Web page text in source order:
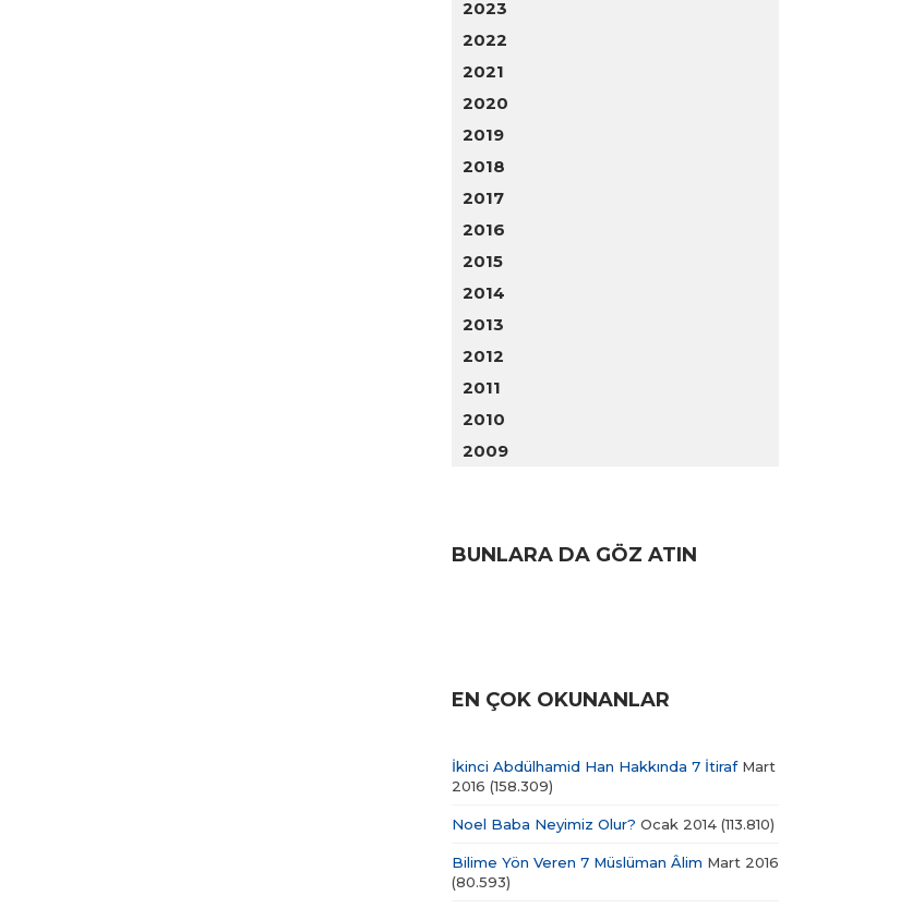
2023
2022
2021
2020
2019
2018
2017
2016
2015
2014
2013
2012
2011
2010
2009
BUNLARA DA GÖZ ATIN
EN ÇOK OKUNANLAR
İkinci Abdülhamid Han Hakkında 7 İtirafMart
2016 (158.309)
Noel Baba Neyimiz Olur? Ocak 2014 (113.810)
Bilime Yön Veren 7 Müslüman Âlim Mart 2016
(80.593)